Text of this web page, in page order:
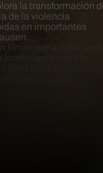
la transformación
de la violencia
en importantes
filmmaker whose work
and the
films have screened